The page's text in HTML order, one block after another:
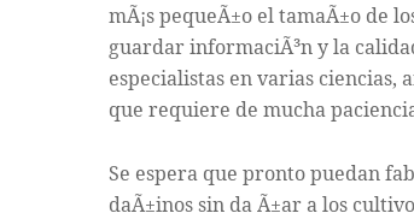
mÃ¡s pequeÃ±o el tamaÃ±o de
guardar informaciÃ³n y la
especialistas en varias ciencias,
que requiere de mucha
Se espera que pronto puedan
daÃ±inos sin da Ã±ar a los